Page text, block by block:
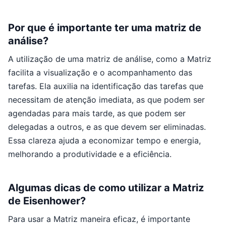
Por que é importante ter uma matriz de
análise?
A utilização de uma matriz de análise, como a Matriz
facilita a visualização e o acompanhamento das
tarefas. Ela auxilia na identificação das tarefas que
necessitam de atenção imediata, as que podem ser
agendadas para mais tarde, as que podem ser
delegadas a outros, e as que devem ser eliminadas.
Essa clareza ajuda a economizar tempo e energia,
melhorando a produtividade e a eficiência.
Algumas dicas de como utilizar a Matriz
de Eisenhower?
Para usar a Matriz maneira eficaz, é importante